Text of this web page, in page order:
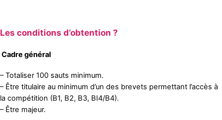
Les conditions d’obtention ?
Cadre général
– Totaliser 100 sauts minimum.
– Être titulaire au minimum d’un des brevets permettant l’accès à
la compétition (B1, B2, B3, BI4/B4).
– Être majeur.